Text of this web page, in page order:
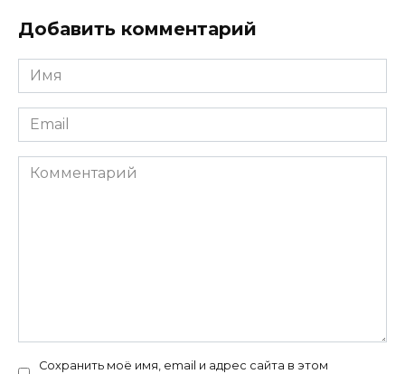
Добавить комментарий
Имя
*
Email
*
Комментарий
Сохранить моё имя, email и адрес сайта в этом